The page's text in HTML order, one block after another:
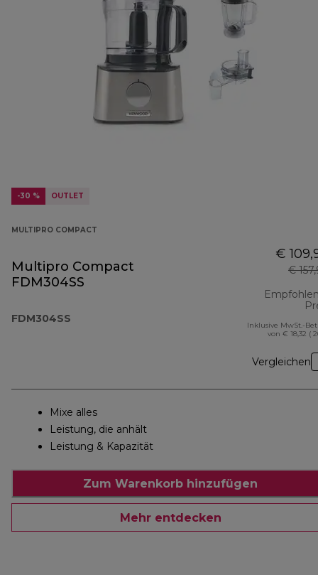
-30 % OUTLET
MULTIPRO COMPACT
Multipro Compact
FDM304SS
FDM304SS
€
€
Inklusive MwSt.-
von € 18,32 (
Vergleichen
Mixe alles
Leistung, die anhält
Leistung & Kapazität
Zum Warenkorb hinzufügen
Mehr entdecken